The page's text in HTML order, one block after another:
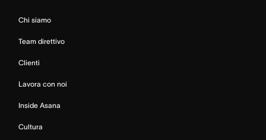
Chi siamo
Team direttivo
Clienti
Lavora con noi
Inside Asana
Cultura